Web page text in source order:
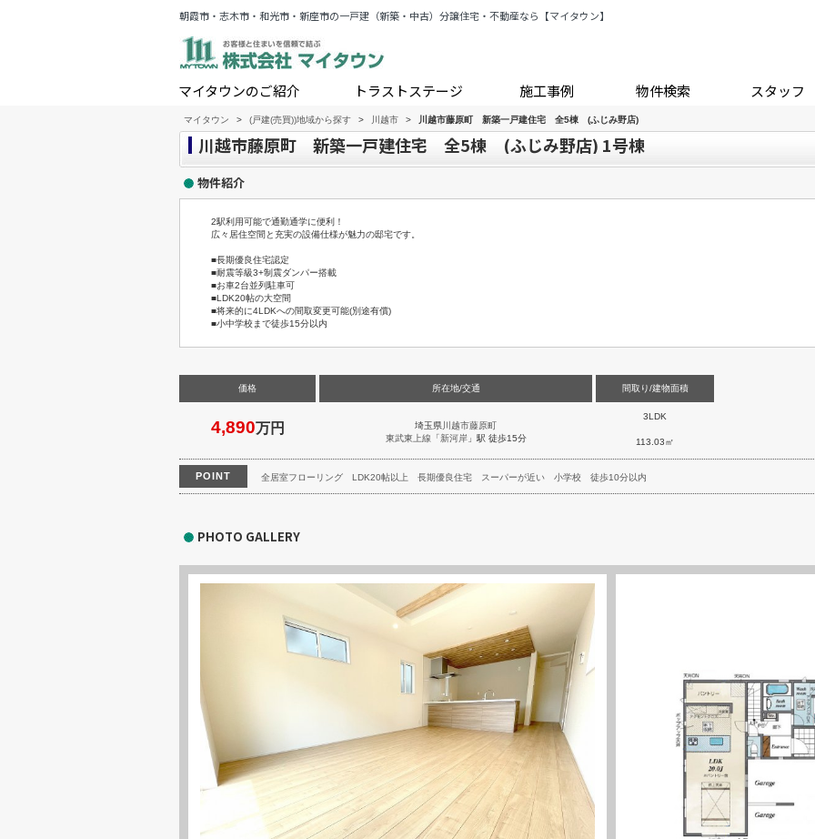
朝霞市・志木市・和光市・新座市の一戸建（新築・中古）分譲住宅・不動産なら【マイタウン】
マイタウンのご紹介 トラストステージ 施工事例 物件検索 スタッフ
マイタウン > (戸建(売買))地域から探す > 川越市 > 川越市藤原町 新築一戸建住宅 全5棟 (ふじみ野店)
川越市藤原町 新築一戸建住宅 全5棟 (ふじみ野店) 1号棟
物件紹介
2駅利用可能で通勤通学に便利！
広々居住空間と充実の設備仕様が魅力の邸宅です。
■長期優良住宅認定
■耐震等級3+制震ダンパー搭載
■お車2台並列駐車可
■LDK20帖の大空間
■将来的に4LDKへの間取変更可能(別途有償)
■小中学校まで徒歩15分以内
価格
4,890万円
所在地/交通
埼玉県 川越市藤原町
東武東上線 「新河岸」駅 徒歩15分
間取り/建物面積
3LDK
113.03㎡
POINT 全居室フローリング LDK20帖以上 長期優良住宅 スーパーが近い 小学校 徒歩10分以内
PHOTO GALLERY